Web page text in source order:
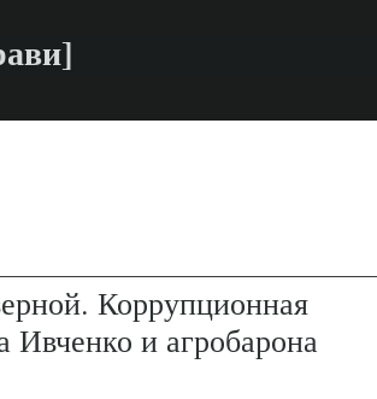
Коррупционная
Ивченко и агробарона